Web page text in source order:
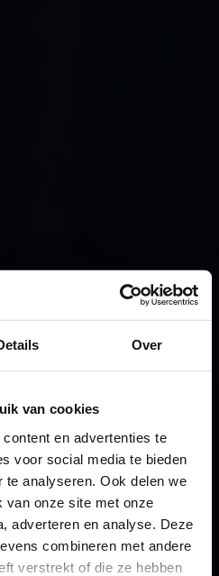
Over
van cookies
en advertenties te
voor social media te bieden
analyseren. Ook delen we
van onze site met onze
adverteren en analyse. Deze
combineren met andere
verstrekt of die ze hebben